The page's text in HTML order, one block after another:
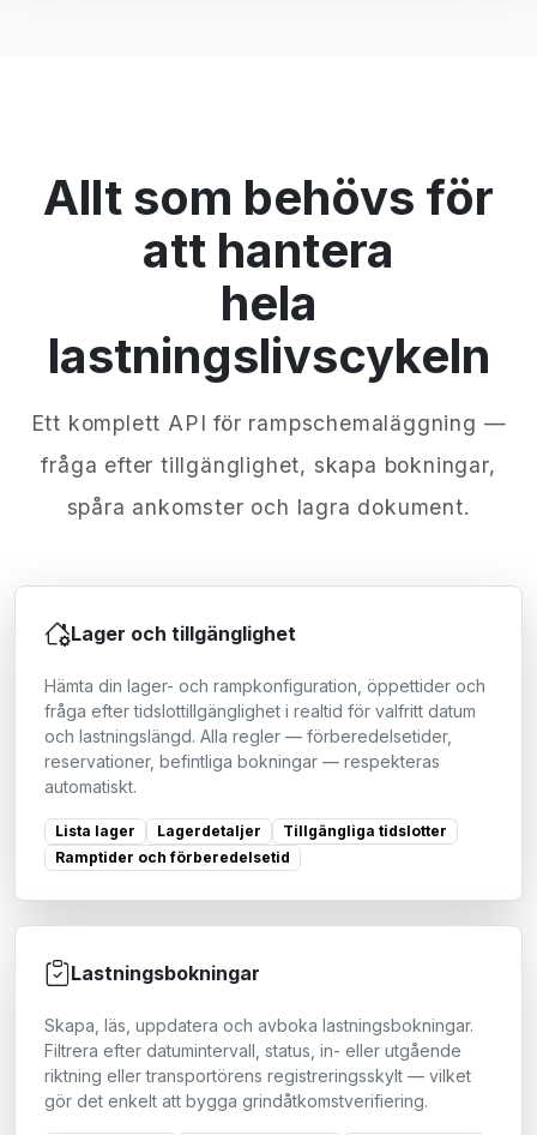
Allt som behövs för
att hantera
hela
lastningslivscykeln
Ett komplett API för rampschemaläggning —
fråga efter tillgänglighet, skapa bokningar,
spåra ankomster och lagra dokument.
Lager och tillgänglighet
Hämta din lager- och rampkonfiguration, öppettider och
fråga efter tidslottillgänglighet i realtid för valfritt datum
och lastningslängd. Alla regler — förberedelsetider,
reservationer, befintliga bokningar — respekteras
automatiskt.
Lista lager Lagerdetaljer
Tillgängliga tidslotter
Ramptider och förberedelsetid
Lastningsbokningar
Skapa, läs, uppdatera och avboka lastningsbokningar.
Filtrera efter datumintervall, status, in- eller utgående
riktning eller transportörens registreringsskylt — vilket
gör det enkelt att bygga grindåtkomstverifiering.